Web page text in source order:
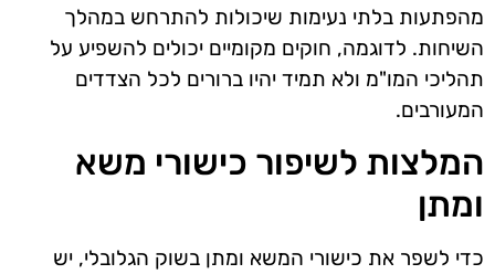
מהפתעות בלתי נעימות שיכולות להתרחש במהלך
השיחות. לדוגמה, חוקים מקומיים יכולים להשפיע על
תהליכי המו"מ ולא תמיד יהיו ברורים לכל הצדדים
המעורבים.
המלצות לשיפור כישורי משא
ומתן
כדי לשפר את כישורי המשא ומתן בשוק הגלובלי, יש